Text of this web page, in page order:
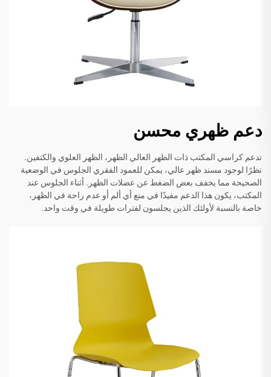
دعم ظهري محسن
تدعم كراسي المكتب ذات الظهر العالي الظهر، الظهر العلوي والكتفين.
نظرًا لوجود مسند ظهر عالي، يمكن للعمود الفقري الجلوس في الوضعية
الصحيحة مما يخفف بعض الضغط عن عضلات الظهر. أثناء الجلوس عند
المكتب، يكون هذا الدعم مفيدًا في منع أي ألم أو عدم راحة في الظهر،
خاصة بالنسبة لأولئك الذين يجلسون لفترات طويلة في وقت واحد.